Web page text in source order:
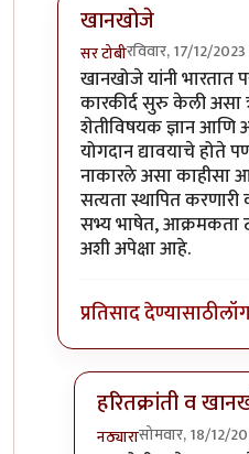
खानखोजे
सर टोबीरविवार, 17/12/
In reply to
खानखोजे यांनी भारतात
कारकीर्द सुरु केली
शेतीविषयक ज्ञान आणि
योगदान द्यावयाचे होते
नाकारले असा काहीसा
सत्यता स्थापित
सभ्य भाषेत, आक्रमकता
अशी अपेक्षा आहे.
प्रतिसाद देण्यासाठी
हरितक्रांती व
नठ्यारासोमवार, 18/12/